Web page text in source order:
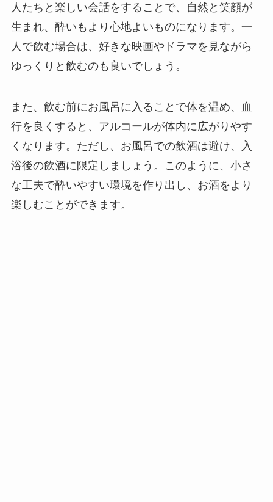
人たちと楽しい会話をすることで、自然と笑顔が
生まれ、酔いもより心地よいものになります。一
人で飲む場合は、好きな映画やドラマを見ながら
ゆっくりと飲むのも良いでしょう。
また、飲む前にお風呂に入ることで体を温め、血
行を良くすると、アルコールが体内に広がりやす
くなります。ただし、お風呂での飲酒は避け、入
浴後の飲酒に限定しましょう。このように、小さ
な工夫で酔いやすい環境を作り出し、お酒をより
楽しむことができます。